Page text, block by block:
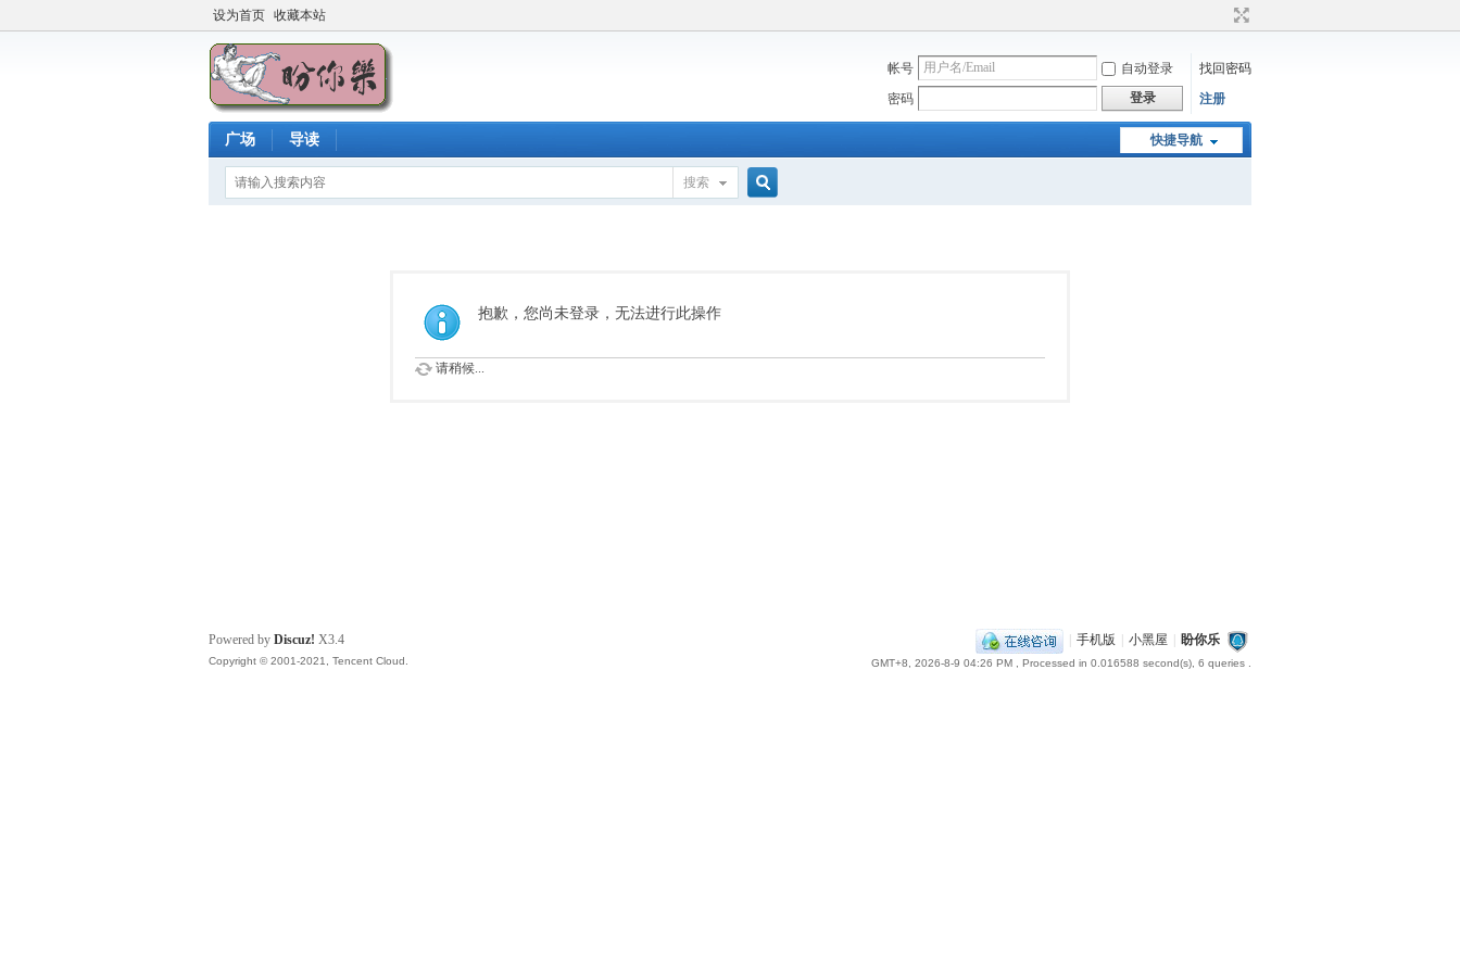
设为首页 收藏本站
帐号 自动登录
找回密码
密码
登录 注册
快捷导航
广场 导读
搜索
抱歉，您尚未登录，无法进行此操作
请稍候...
手机版 小黑屋 盼你乐
GMT+8, 2026-8-9 04:26 PM , Processed in 0.016588 second(s), 6 queries .
Powered by Discuz! X3.4
Copyright © 2001-2021, Tencent Cloud.